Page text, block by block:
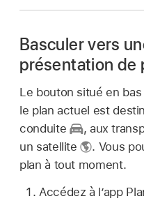
Basculer vers
présentation de
Le bouton situé en bas
le plan actuel est
conduite
, aux
un satellite
. Vous
plan à tout moment.
Accédez à l’app